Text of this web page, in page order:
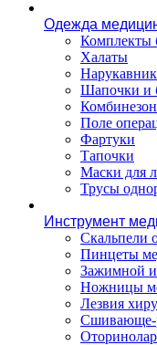
Одежда
Комплекты
Халаты
Шапочки и
Поле
Фартуки
Тапочки
Маски для
Трусы
Инструмент
Скальпели
Пинцеты
Зажимной
Ножницы
Лезвия
Сшивающе-